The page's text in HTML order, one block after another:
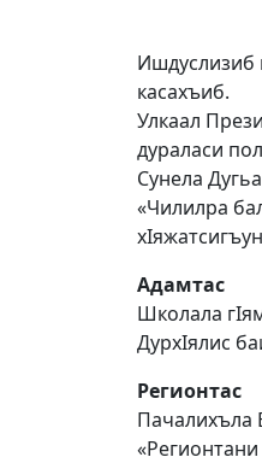
Ишдуслизиб
касахъиб.
Улкаал
дураласи
Сунела
«Чилилра
Адамтас
Школала
ДурхIялис
Регионтас
Пачалихъла